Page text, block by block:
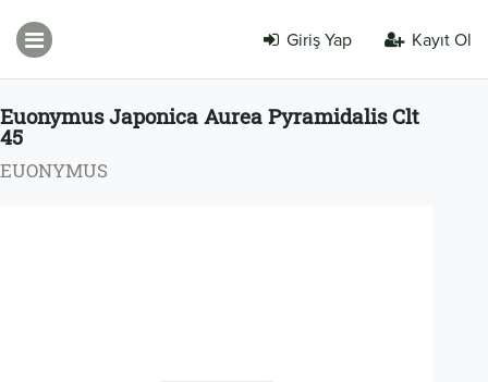
Giriş Yap Kayıt Ol
Euonymus Japonica Aurea Pyramidalis Clt
45
EUONYMUS